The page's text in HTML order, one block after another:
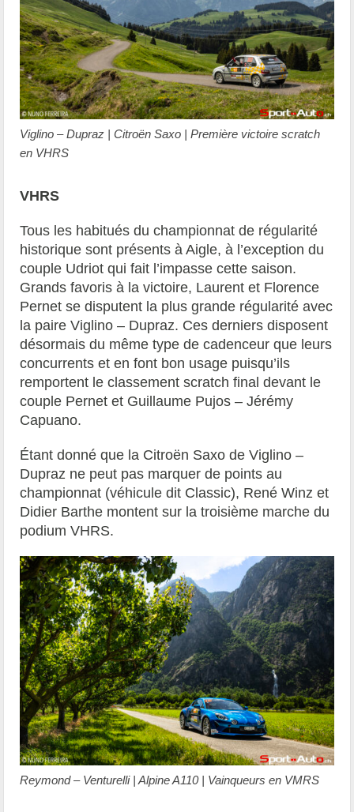
Viglino – Dupraz | Citroën Saxo | Première victoire scratch
en VHRS
VHRS
Tous les habitués du championnat de régularité
historique sont présents à Aigle, à l’exception du
couple Udriot qui fait l’impasse cette saison.
Grands favoris à la victoire, Laurent et Florence
Pernet se disputent la plus grande régularité avec
la paire Viglino – Dupraz. Ces derniers disposent
désormais du même type de cadenceur que leurs
concurrents et en font bon usage puisqu’ils
remportent le classement scratch final devant le
couple Pernet et Guillaume Pujos – Jérémy
Capuano.
Étant donné que la Citroën Saxo de Viglino –
Dupraz ne peut pas marquer de points au
championnat (véhicule dit Classic), René Winz et
Didier Barthe montent sur la troisième marche du
podium VHRS.
Reymond – Venturelli | Alpine A110 | Vainqueurs en VMRS